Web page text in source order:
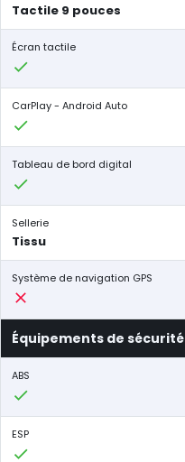
Tactile 9 pouces
Écran tactile
CarPlay - Android Auto
Tableau de bord digital
Sellerie
Tissu
Système de navigation GPS
Équipements de sécurité
ABS
ESP